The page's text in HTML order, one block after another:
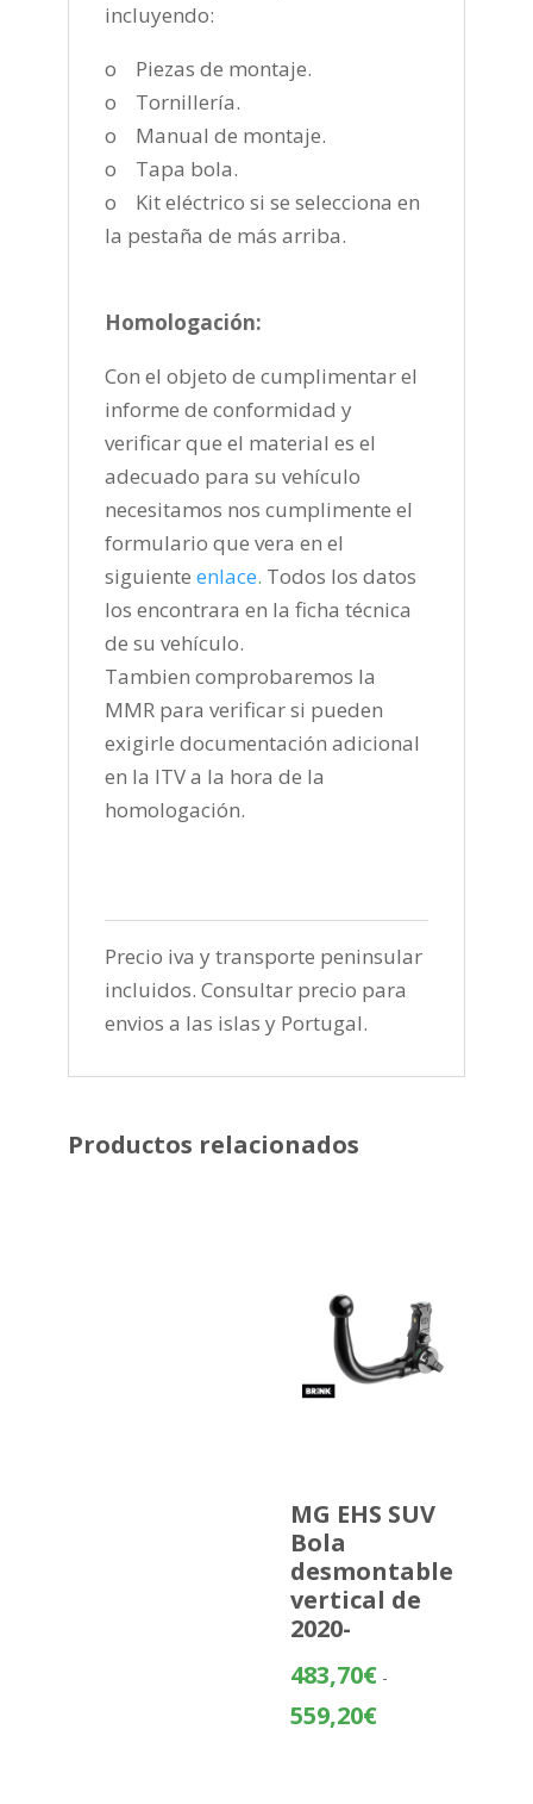
incluyendo:
o Piezas de montaje.
o Tornillería.
o Manual de montaje.
o Tapa bola.
o Kit eléctrico si se selecciona en
la pestaña de más arriba.
Homologación:
Con el objeto de cumplimentar el
informe de conformidad y
verificar que el material es el
adecuado para su vehículo
necesitamos nos cumplimente el
formulario que vera en el
siguiente enlace. Todos los datos
los encontrara en la ficha técnica
de su vehículo.
Tambien comprobaremos la
MMR para verificar si pueden
exigirle documentación adicional
en la ITV a la hora de la
homologación.
Precio iva y transporte peninsular
incluidos. Consultar precio para
envios a las islas y Portugal.
Productos relacionados
MG EHS SUV
Bola
desmontable
vertical de
2020-
483,70€ -
559,20€Rango